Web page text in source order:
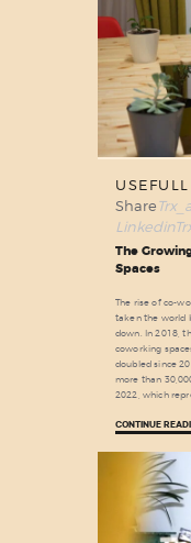
Share
Linkedin
The
Spaces
The rise of co-
taken the world
down. In 2018,
coworking
doubled since
more than
2022, which
CONTINUE